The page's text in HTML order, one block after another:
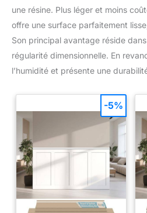
une résine. Plus léger et moins
offre une surface parfaitement
Son principal avantage réside
régularité dimensionnelle. En
l’humidité et présente une
-5%